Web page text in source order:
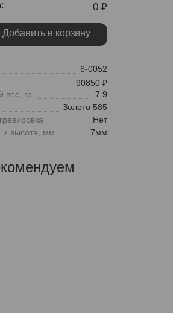
0
Добавить в корзину
6-0052
90850
вес, гр.
7.9
Золото 585
Нет
высота, мм
7мм